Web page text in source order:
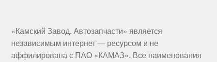
«Камский Завод. Автозапчасти» является
независимым интернет — ресурсом и не
аффилирована с ПАО «КАМАЗ». Все наименования